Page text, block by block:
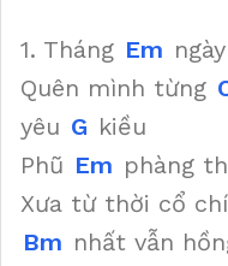
1. Tháng Em
Quên mình từng
yêu G kiều
Phũ Em phàng
Xưa từ thời cổ chí
Bm nhất vẫn